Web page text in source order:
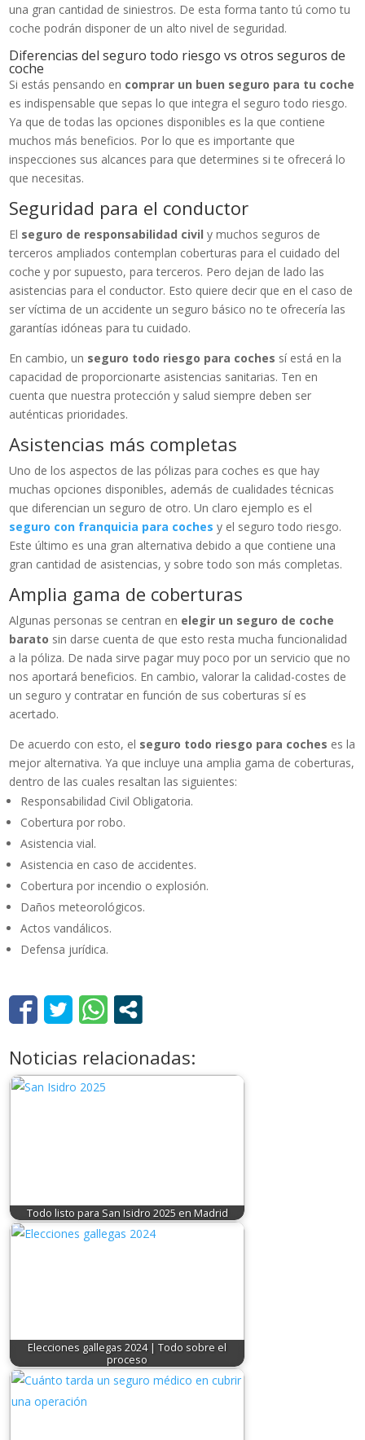
una gran cantidad de siniestros. De esta forma tanto tú como tu
coche podrán disponer de un alto nivel de seguridad.
Diferencias del seguro todo riesgo vs otros seguros de
coche
Si estás pensando en comprar un buen seguro para tu coche
es indispensable que sepas lo que integra el seguro todo riesgo.
Ya que de todas las opciones disponibles es la que contiene
muchos más beneficios. Por lo que es importante que
inspecciones sus alcances para que determines si te ofrecerá lo
que necesitas.
Seguridad para el conductor
El seguro de responsabilidad civil y muchos seguros de
terceros ampliados contemplan coberturas para el cuidado del
coche y por supuesto, para terceros. Pero dejan de lado las
asistencias para el conductor. Esto quiere decir que en el caso de
ser víctima de un accidente un seguro básico no te ofrecería las
garantías idóneas para tu cuidado.
En cambio, un seguro todo riesgo para coches sí está en la
capacidad de proporcionarte asistencias sanitarias. Ten en
cuenta que nuestra protección y salud siempre deben ser
auténticas prioridades.
Asistencias más completas
Uno de los aspectos de las pólizas para coches es que hay
muchas opciones disponibles, además de cualidades técnicas
que diferencian un seguro de otro. Un claro ejemplo es el
seguro con franquicia para coches y el seguro todo riesgo.
Este último es una gran alternativa debido a que contiene una
gran cantidad de asistencias, y sobre todo son más completas.
Amplia gama de coberturas
Algunas personas se centran en elegir un seguro de coche
barato sin darse cuenta de que esto resta mucha funcionalidad
a la póliza. De nada sirve pagar muy poco por un servicio que no
nos aportará beneficios. En cambio, valorar la calidad-costes de
un seguro y contratar en función de sus coberturas sí es
acertado.
De acuerdo con esto, el seguro todo riesgo para coches es la
mejor alternativa. Ya que incluye una amplia gama de coberturas,
dentro de las cuales resaltan las siguientes:
Responsabilidad Civil Obligatoria.
Cobertura por robo.
Asistencia vial.
Asistencia en caso de accidentes.
Cobertura por incendio o explosión.
Daños meteorológicos.
Actos vandálicos.
Defensa jurídica.
Noticias relacionadas:
Todo listo para San Isidro 2025 en Madrid
Elecciones gallegas 2024 | Todo sobre el
proceso